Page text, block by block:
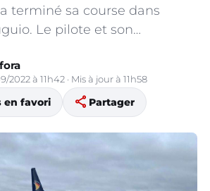
terminé sa course dans
Le pilote et son…
2022 à 11h42 · Mis à jour à 11h58
en favori share Partager